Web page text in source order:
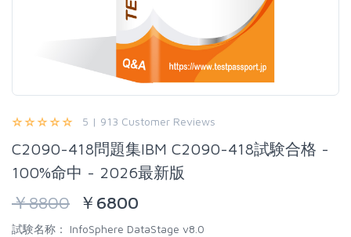
5 | 913 Customer Reviews
C2090-418問題集IBM C2090-418試験合格 -
100%命中 - 2026最新版
￥8800 ￥ 6800
試験名称： InfoSphere DataStage v8.0